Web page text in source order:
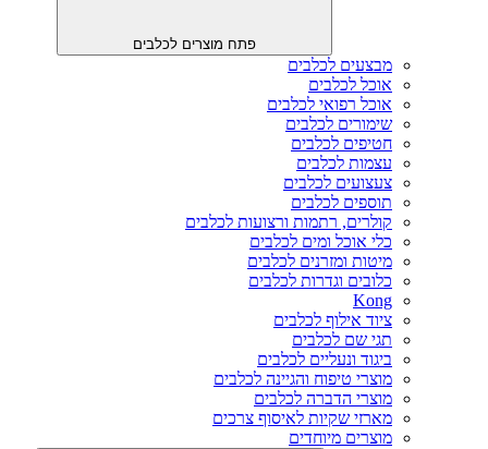
פתח מוצרים לכלבים
מבצעים לכלבים
אוכל לכלבים
אוכל רפואי לכלבים
שימורים לכלבים
חטיפים לכלבים
עצמות לכלבים
צעצועים לכלבים
תוספים לכלבים
קולרים, רתמות ורצועות לכלבים
כלי אוכל ומים לכלבים
מיטות ומזרנים לכלבים
כלובים וגדרות לכלבים
Kong
ציוד אילוף לכלבים
תגי שם לכלבים
ביגוד ונעליים לכלבים
מוצרי טיפוח והגיינה לכלבים
מוצרי הדברה לכלבים
מארזי שקיות לאיסוף צרכים
מוצרים מיוחדים